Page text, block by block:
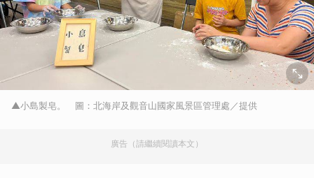
▲小島製皂。 圖：北海岸及觀音山國家風景區管理處／提供
廣告（請繼續閱讀本文）